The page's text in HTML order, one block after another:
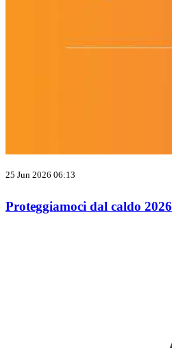
25 Jun 2026 06:13
Proteggiamoci dal caldo 2026